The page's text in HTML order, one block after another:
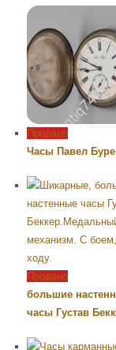
Продано
Часы Павел Буре
Продано
большие
часы Густав